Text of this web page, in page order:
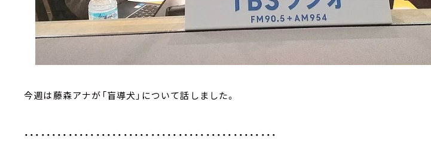
今週は藤森アナが「盲導犬」について話しました。
・・・・・・・・・・・・・・・・・・・・・・・・・・・・・・・・・・・・・・・・・・・・・・